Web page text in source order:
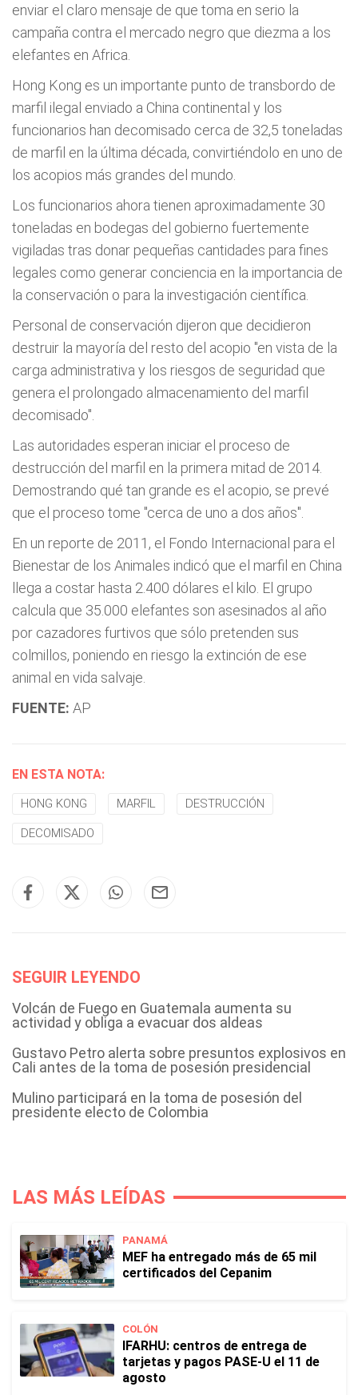
enviar el claro mensaje de que toma en serio la
campaña contra el mercado negro que diezma a los
elefantes en Africa.
Hong Kong es un importante punto de transbordo de
marfil ilegal enviado a China continental y los
funcionarios han decomisado cerca de 32,5 toneladas
de marfil en la última década, convirtiéndolo en uno de
los acopios más grandes del mundo.
Los funcionarios ahora tienen aproximadamente 30
toneladas en bodegas del gobierno fuertemente
vigiladas tras donar pequeñas cantidades para fines
legales como generar conciencia en la importancia de
la conservación o para la investigación científica.
Personal de conservación dijeron que decidieron
destruir la mayoría del resto del acopio "en vista de la
carga administrativa y los riesgos de seguridad que
genera el prolongado almacenamiento del marfil
decomisado".
Las autoridades esperan iniciar el proceso de
destrucción del marfil en la primera mitad de 2014.
Demostrando qué tan grande es el acopio, se prevé
que el proceso tome "cerca de uno a dos años".
En un reporte de 2011, el Fondo Internacional para el
Bienestar de los Animales indicó que el marfil en China
llega a costar hasta 2.400 dólares el kilo. El grupo
calcula que 35.000 elefantes son asesinados al año
por cazadores furtivos que sólo pretenden sus
colmillos, poniendo en riesgo la extinción de ese
animal en vida salvaje.
FUENTE: AP
EN ESTA NOTA:
HONG KONG MARFIL DESTRUCCIÓN
DECOMISADO
SEGUIR LEYENDO
Volcán de Fuego en Guatemala aumenta su
actividad y obliga a evacuar dos aldeas
Gustavo Petro alerta sobre presuntos explosivos en
Cali antes de la toma de posesión presidencial
Mulino participará en la toma de posesión del
presidente electo de Colombia
LAS MÁS LEÍDAS
PANAMÁ
MEF ha entregado más de 65 mil
certificados del Cepanim
COLÓN
IFARHU: centros de entrega de
tarjetas y pagos PASE-U el 11 de
agosto